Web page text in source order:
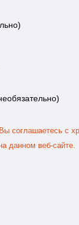
соглашаетесь с
данном веб-сайте.